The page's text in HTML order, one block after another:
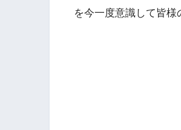
を今一度意識して皆様